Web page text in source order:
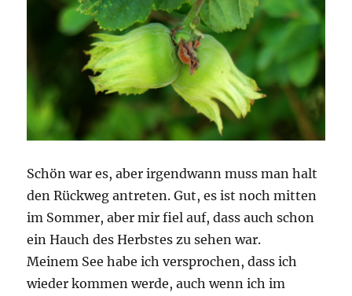
Schön war es, aber irgendwann muss man halt
den Rückweg antreten. Gut, es ist noch mitten
im Sommer, aber mir fiel auf, dass auch schon
ein Hauch des Herbstes zu sehen war.
Meinem See habe ich versprochen, dass ich
wieder kommen werde, auch wenn ich im